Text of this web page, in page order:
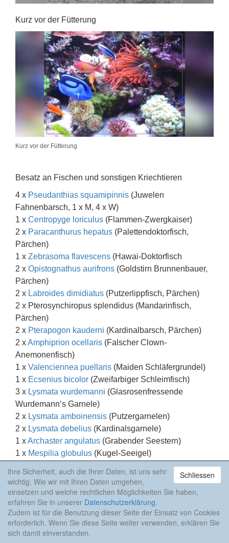
Kurz vor der Fütterung
Kurz vor der Fütterung
Besatz an Fischen und sonstigen Kriechtieren
4 x Pseudanthias squamipinnis (Juwelen
Fahnenbarsch, 1 x M, 4 x W)
1 x Centropyge loriculus (Flammen-Zwergkaiser)
2 x Paracanthurus hepatus (Palettendoktorfisch,
Pärchen)
1 x Zebrasoma flavescens (Hawai-Doktorfisch
2 x Opistognathus aurifrons (Goldstirn Brunnenbauer,
Pärchen)
2 x Labroides dimidiatus (Putzerlippfisch, Pärchen)
2 x Pterosynchiropus splendidus (Mandarinfisch,
Pärchen)
2 x Pterapogon kauderni (Kardinalbarsch, Pärchen)
2 xAmphiprion ocellaris (Falscher Clown-
Anemonenfisch)
1 x Valenciennea puellaris (Maiden Schläfergrundel)
1 x Ecsenius bicolor (Zweifarbiger Schleimfisch)
3 x Lysmata wurdemanni (Glasrosenfressende
Wurdemann‘s Garnele)
2 x Lysmata amboinensis (Putzergarnelen)
2 x Lysmata debelius (Kardinalsgarnele)
1 xArchaster angulatus (Grabender Seestern)
1 x Mespilia globulus (Kugel-Seeigel)
Korallen
Das Becken ist mit gemischtem Besatz eingerichtet
wobei die Dominanz auf größeren LPS liegt.
Schliessen
Ihre Sicherheit, auch die Ihrer Daten, ist uns sehr
wichtig. Wie wir mit Ihren Daten umgehen,
einsetzen und welche rechtlichen Möglichkeiten Sie haben,
erfahren Sie in unserer Datenschutzerklärung.
Zudem ist für die Benutzung dieser Seite der Einsatz von Cookies
erforderlich. Wenn Sie diese Seite weiter verwenden, erklären Sie
sich damit einverstanden.